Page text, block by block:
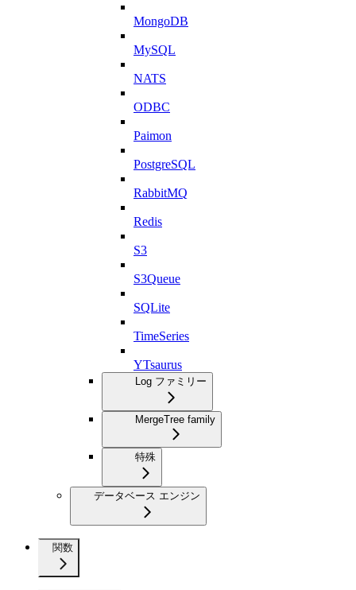
MongoDB
MySQL
NATS
ODBC
Paimon
PostgreSQL
RabbitMQ
Redis
S3
S3Queue
SQLite
TimeSeries
YTsaurus
Log ファミリー
MergeTree family
特殊
データベース エンジン
関数